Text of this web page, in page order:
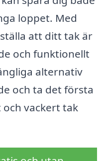
loppet. Med
att ditt tak är
och funktionellt
alternativ
och ta det första
vackert tak